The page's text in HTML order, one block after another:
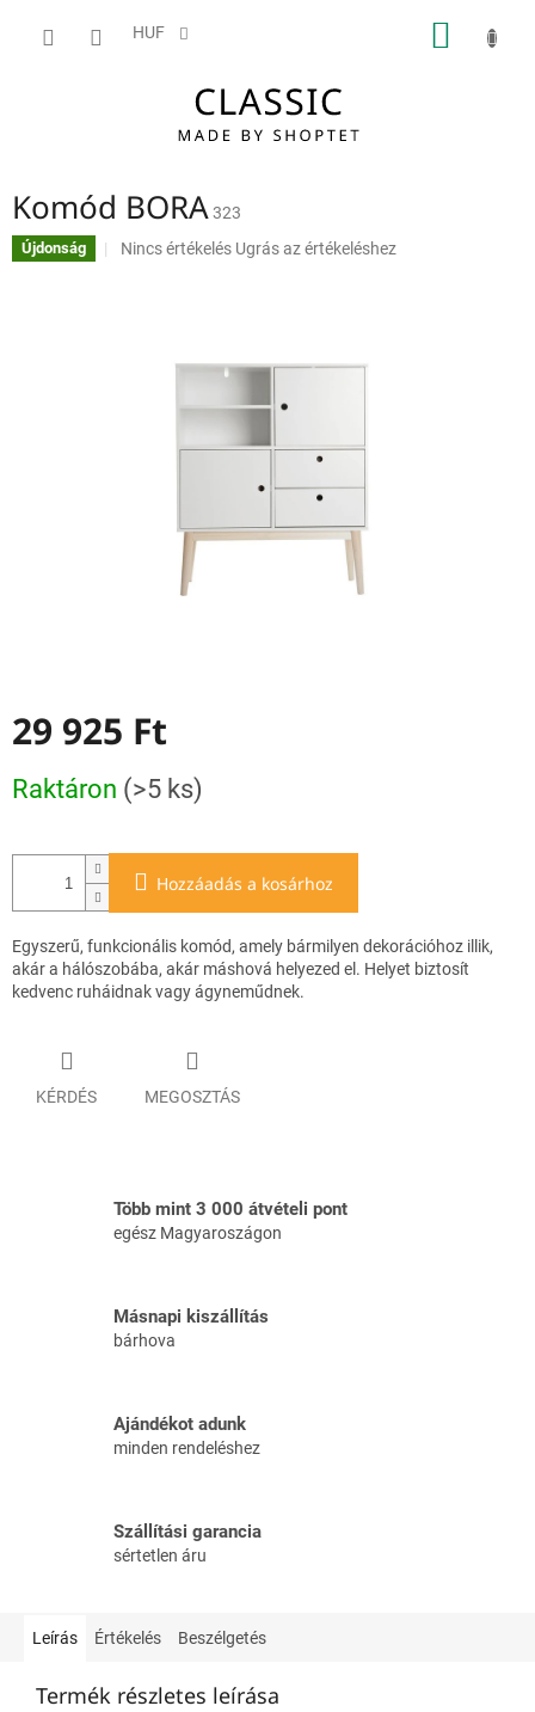
HUF KOSÁR
Komód BORA323
Újdonság
A
Nincs értékelés Ugrás az értékeléshez
29 925 Ft
Raktáron (>5 ks)
Hozzáadás a kosárhoz
Egyszerű, funkcionális komód, amely bármilyen dekorációhoz illik,
akár a hálószobába, akár máshová helyezed el. Helyet biztosít
kedvenc ruháidnak vagy ágyneműdnek.
KÉRDÉS MEGOSZTÁS
Több mint 3 000 átvételi pont
egész Magyaroszágon
Másnapi kiszállítás
bárhova
Ajándékot adunk
minden rendeléshez
Szállítási garancia
sértetlen áru
Leírás Értékelés Beszélgetés
Termék részletes leírása